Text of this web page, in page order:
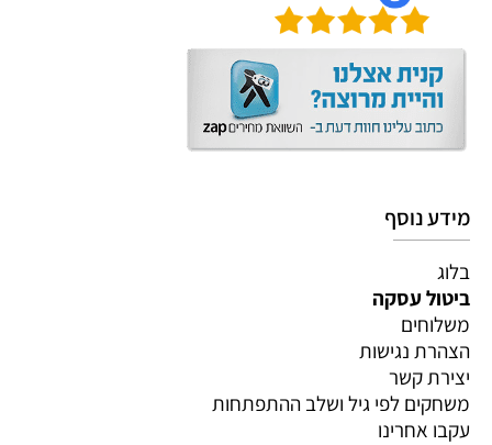
מידע נוסף
בלוג
ביטול עסקה
משלוחים
הצהרת נגישות
יצירת קשר
משחקים לפי גיל ושלב ההתפתחות
עקבו אחרינו